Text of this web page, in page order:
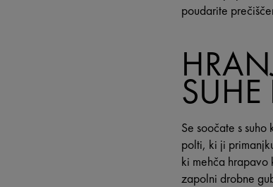
poudarite
SUHE
Se soočate s
polti, ki ji
ki mehča
zapolni drobne